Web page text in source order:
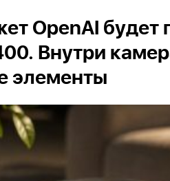
OpenAI будет
Внутри
элементы